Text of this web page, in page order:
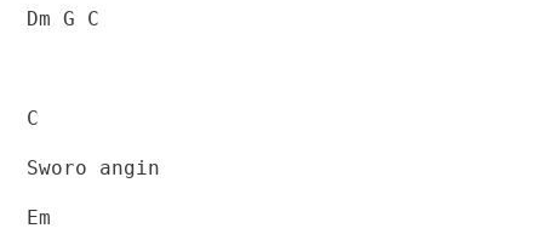
Dm G C
C
Sworo angin
Em